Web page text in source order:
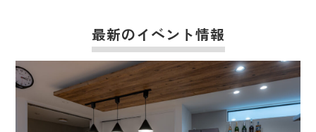
最新のイベント情報